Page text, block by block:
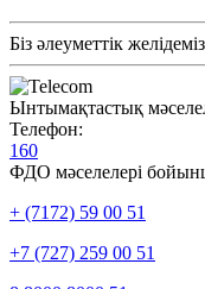
Біз әлеуметтік желідеміз
Ынтымақтастық
Телефон:
160
ФДО мәселелері
+ (7172) 59 00 51
+7 (727) 259 00 51